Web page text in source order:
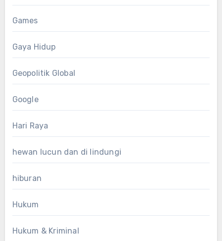
Games
Gaya Hidup
Geopolitik Global
Google
Hari Raya
hewan lucun dan di lindungi
hiburan
Hukum
Hukum & Kriminal